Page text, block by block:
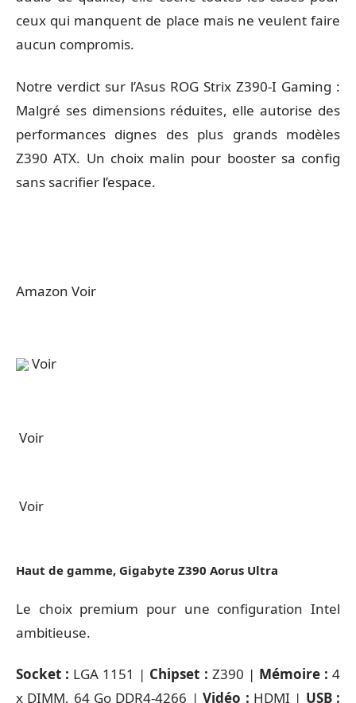
ceux qui manquent de place mais ne veulent faire
aucun compromis.
Notre verdict sur l’Asus ROG Strix Z390-I Gaming :
Malgré ses dimensions réduites, elle autorise des
performances dignes des plus grands modèles
Z390 ATX. Un choix malin pour booster sa config
sans sacrifier l’espace.
Amazon Voir
Voir
Voir
Voir
Haut de gamme, Gigabyte Z390 Aorus Ultra
Le choix premium pour une configuration Intel
ambitieuse.
Socket : LGA 1151 | Chipset : Z390 | Mémoire : 4
x DIMM, 64 Go DDR4-4266 |Vidéo : HDMI | USB :